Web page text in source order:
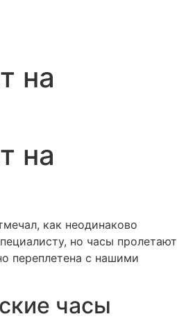
на
на
как неодинаково
но часы пролетают
переплетена с нашими
часы